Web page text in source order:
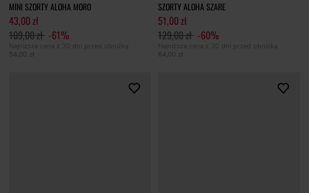
MINI SZORTY ALOHA MORO
43,00 zł
109,00 zł -61%
Najniższa cena z 30 dni przed obniżką
54,00 zł
SZORTY ALOHA SZARE
51,00 zł
129,00 zł -60%
Najniższa cena z 30 dni przed obniżką
64,00 zł